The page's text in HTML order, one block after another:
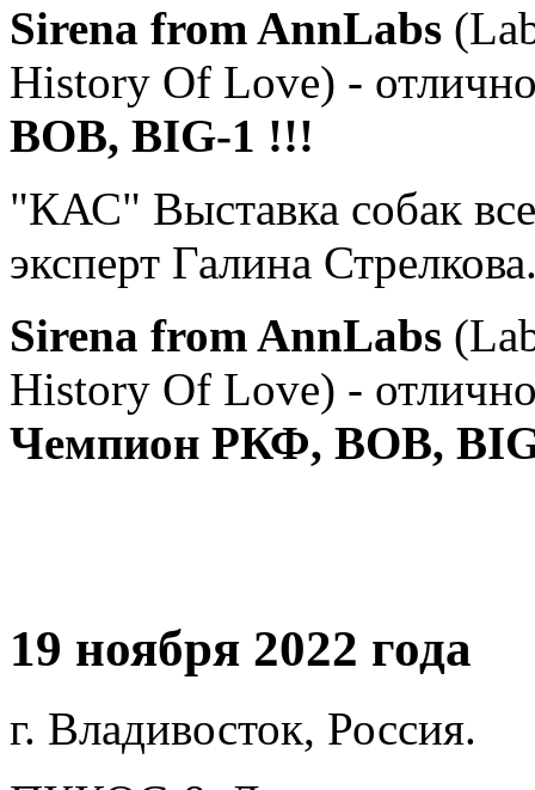
Sirena from AnnLabs
History Of Love) -
ВОВ, ВIG-1 !!!
"КАС" Выставка собак
эксперт Галина
Sirena from AnnLabs
History Of Love) -
Чемпион РКФ, ВОВ,
19 ноября 2022 года
г. Владивосток, Россия.